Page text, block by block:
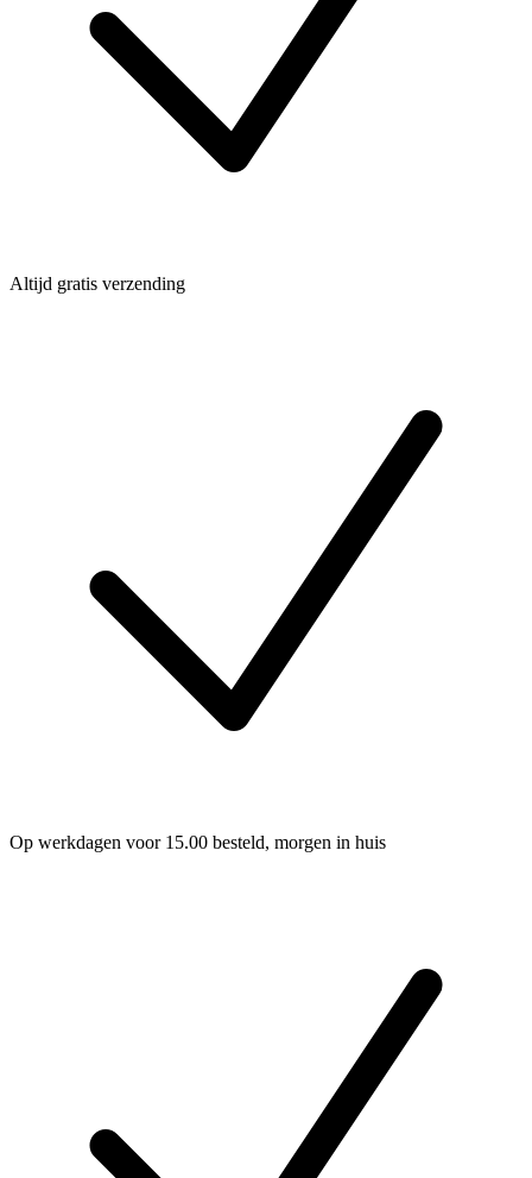
Altijd gratis verzending
Op werkdagen voor 15.00 besteld, morgen in huis